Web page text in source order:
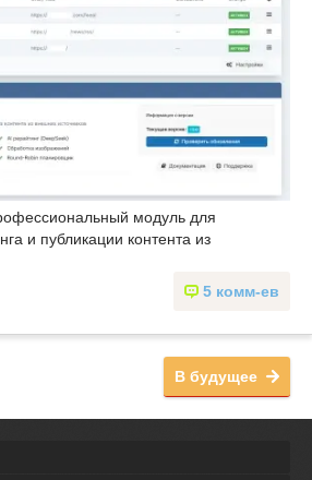
модуль для
и публикации контента из
5 комм-ев
В будущее